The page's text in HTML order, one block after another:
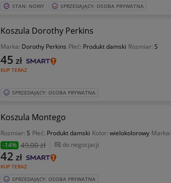
STAN: NOWY SPRZEDAJĄCY: OSOBA PRYWATNA
Koszula Dorothy Perkins
Marka: Dorothy Perkins Płeć: Produkt damski Rozmiar: S
KUP TERAZ
45 zł
SPRZEDAJĄCY: OSOBA PRYWATNA
Koszula Montego
Rozmiar: S Płeć: Produkt damski Kolor: wielokolorowy Marka:
-14% 49,00 zł do negocjacji
KUP TERAZ
42 zł
SPRZEDAJĄCY: OSOBA PRYWATNA